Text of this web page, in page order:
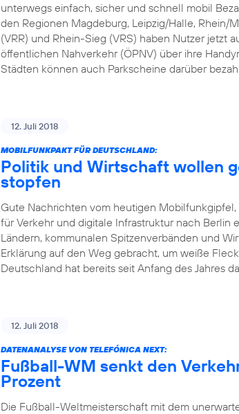
unterwegs einfach, sicher und schnell mobil
den Regionen Magdeburg, Leipzig/Halle, Rhein/
(VRR) und Rhein-Sieg (VRS) haben Nutzer jetzt
öffentlichen Nahverkehr (ÖPNV) über ihre
Städten können auch Parkscheine darüber
12. Juli 2018
MOBILFUNKPAKT FÜR DEUTSCHLAND:
Politik und Wirtschaft wollen
stopfen
Gute Nachrichten vom heutigen
für Verkehr und digitale Infrastruktur nach Berlin
Ländern, kommunalen Spitzenverbänden und
Erklärung auf den Weg gebracht, um weiße
Deutschland hat bereits seit Anfang des Jahres
12. Juli 2018
DATENANALYSE VON TELEFÓNICA NEXT:
Fußball-WM senkt den
Prozent
Die Fußball-Weltmeisterschaft mit dem